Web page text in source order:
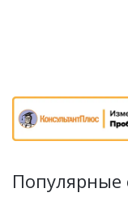
Популярные